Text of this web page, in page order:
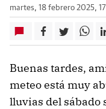
martes, 18 febrero 2025,
Buenas tardes,
meteo está muy
lluvias del sábado